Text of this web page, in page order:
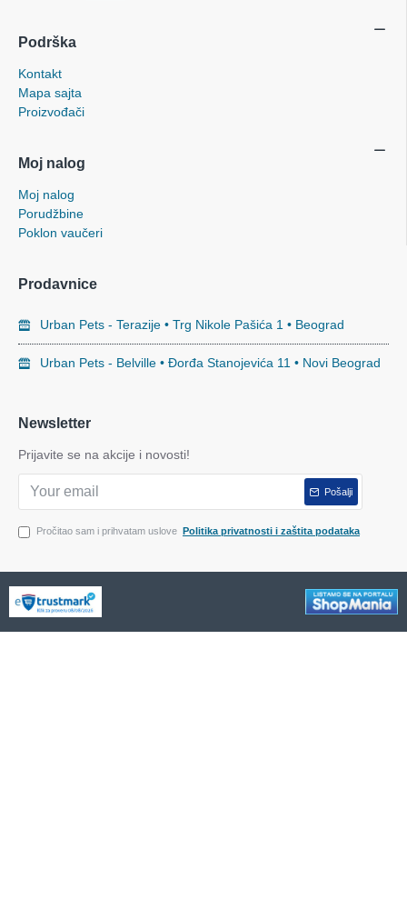
Podrška
Kontakt
Mapa sajta
Proizvođači
Moj nalog
Moj nalog
Porudžbine
Poklon vaučeri
Prodavnice
Urban Pets - Terazije • Trg Nikole Pašića 1 • Beograd
Urban Pets - Belville • Đorđa Stanojevića 11 • Novi Beograd
Newsletter
Prijavite se na akcije i novosti!
Pošalji
Pročitao sam i prihvatam uslove Politika privatnosti i zaštita podataka